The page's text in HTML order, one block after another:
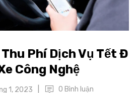
Phí Dịch Vụ Tết Đ
Công Nghệ
1, 2023 0 Bình luận